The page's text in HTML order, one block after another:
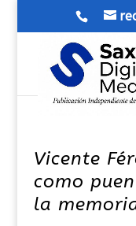
Vicente
como
la